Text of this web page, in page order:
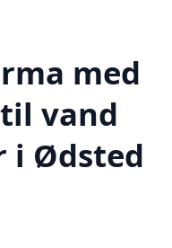
med
vand
i Ødsted